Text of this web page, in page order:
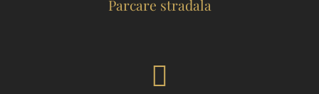
Parcare stradala